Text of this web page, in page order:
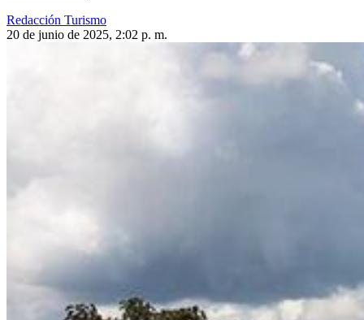
Redacción Turismo
20 de junio de 2025, 2:02 p. m.